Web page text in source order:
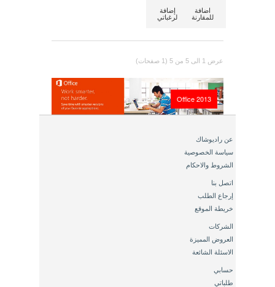
إضافة
لرغباتي
اضافة
للمقارنة
عرض 1 الى 5 من 5 (1 صفحات)
Office 2013
عن راديوشاك
سياسة الخصوصية
الشروط والاحكام
اتصل بنا
إرجاع الطلب
خريطة الموقع
الشركات
العروض المميزة
الاسئلة الشائعة
حسابي
طلباتي